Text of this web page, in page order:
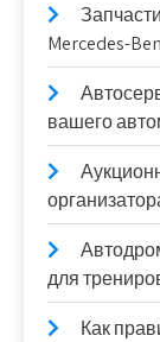
Mercedes-
вашего
для
Как